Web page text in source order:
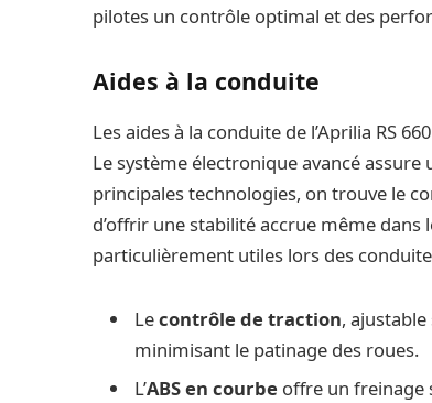
pilotes un contrôle optimal et des
Aides à la conduite
Les aides à la conduite de l’Aprilia RS
Le système électronique avancé
principales technologies, on trouve le
d’offrir une stabilité accrue même
particulièrement utiles lors des
Lecontrôle de traction,
minimisant le patinage des roues.
L’ABS en courbe offre un freinage